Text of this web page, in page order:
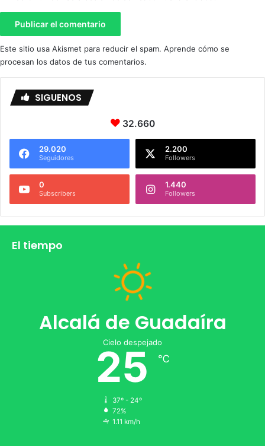
Este sitio usa Akismet para reducir el spam. Aprende cómo se
procesan los datos de tus comentarios.
SIGUENOS
32.660
29.020
Seguidores
2.200
Followers
0
Subscribers
1.440
Followers
El tiempo
Alcalá de Guadaíra
Cielo despejado
25 ℃
37º - 24º
72%
1.11 km/h